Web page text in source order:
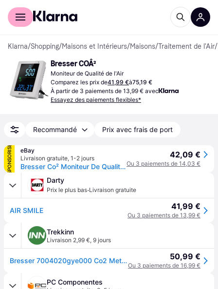
Acheter avec Klarna
Klarna/Shopping/Maisons et Intérieurs/Maisons/Traitement de l'Air/
Bresser COÂ²
Moniteur de Qualité de l'Air
Comparez les prix de41,99 €à75,19 €
À partir de 3 paiements de 13,99 € avec
Essayez des paiements flexibles*
Recommandé Prix avec frais de port
SPONSORISÉ
eBay
Livraison gratuite, 1-2 jours
Bresser Co² Moniteur De Qualité D'air Smile
42,09 €
Ou 3 paiements de 14,03 €
Darty
Prix le plus bas·Livraison gratuite
AIR SMILE 41,99 €
Ou 3 paiements de 13,99 €
Trekkinn
Livraison 2,99 €, 9 jours
Bresser 7004020gye000 Co2 Meter Blanc 50,99 €
Ou 3 paiements de 16,99 €
PC Componentes